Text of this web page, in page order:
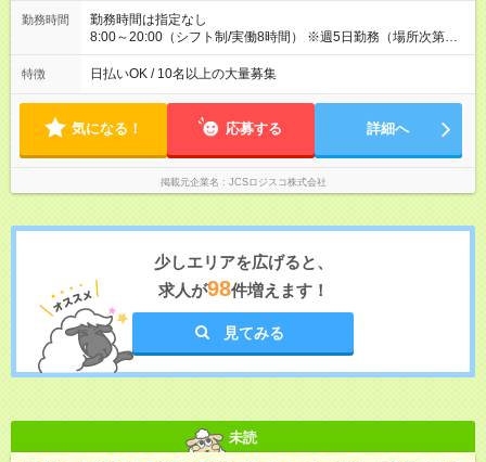
勤務時間
勤務時間は指定なし
8:00～20:00（シフト制/実働8時間） ※週5日勤務（場所次第で
は週4も有り） ※配達状況によって時間外での勤務可能性有り ※
案件により多少の前後あり ※配達が完了次第、帰社OKです
特徴 日払いOK / 10名以上の大量募集
気になる！ 応募する 詳細へ
掲載元企業名 JCSロジスコ株式会社
少しエリアを広げると、
求人が98件増えます！
見てみる
未読